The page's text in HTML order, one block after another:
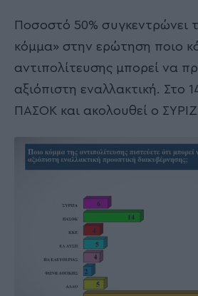
Ποσοστό 50% συγκεντρώνει
κόμμα» στην ερώτηση ποιο
αντιπολίτευσης μπορεί να
αξιόπιστη εναλλακτική. Στο
ΠΑΣΟΚ και ακολουθεί ο